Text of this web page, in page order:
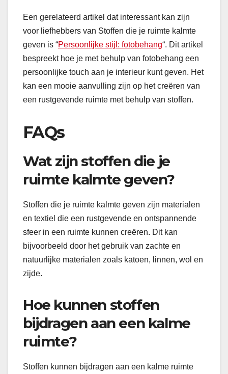
Een gerelateerd artikel dat interessant kan zijn
voor liefhebbers van Stoffen die je ruimte kalmte
geven is “Persoonlijke stijl: fotobehang“. Dit artikel
bespreekt hoe je met behulp van fotobehang een
persoonlijke touch aan je interieur kunt geven. Het
kan een mooie aanvulling zijn op het creëren van
een rustgevende ruimte met behulp van stoffen.
FAQs
Wat zijn stoffen die je
ruimte kalmte geven?
Stoffen die je ruimte kalmte geven zijn materialen
en textiel die een rustgevende en ontspannende
sfeer in een ruimte kunnen creëren. Dit kan
bijvoorbeeld door het gebruik van zachte en
natuurlijke materialen zoals katoen, linnen, wol en
zijde.
Hoe kunnen stoffen
bijdragen aan een kalme
ruimte?
Stoffen kunnen bijdragen aan een kalme ruimte